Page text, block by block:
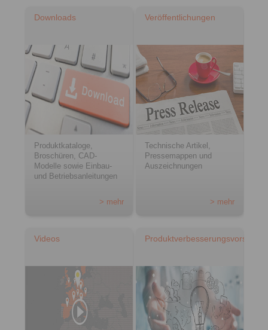
Downloads
Produktkataloge,
Broschüren, CAD-
Modelle sowie Einbau-
und Betriebsanleitungen
> mehr
Veröffentlichungen
Technische Artikel,
Pressemappen und
Auszeichnungen
> mehr
Videos Produktverbesserungsvorschlag